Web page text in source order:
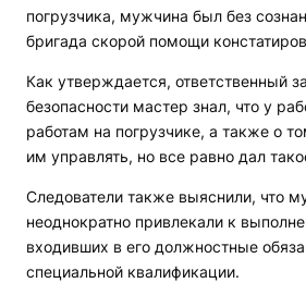
погрузчика, мужчина был без
бригада скорой помощи
Как утверждается, ответственный
безопасности мастер знал, что у
работам на погрузчике, а также о
им управлять, но все равно дал
Следователи также выяснили, что
неоднократно привлекали к
входивших в его должностные
специальной квалификации.